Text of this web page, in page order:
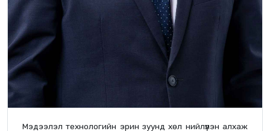
Мэдээлэл технологийн эрин зуунд хөл нийлүүлэн алхаж